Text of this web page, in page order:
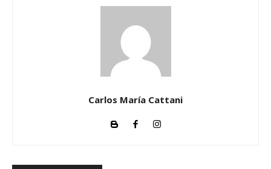
Carlos María Cattani